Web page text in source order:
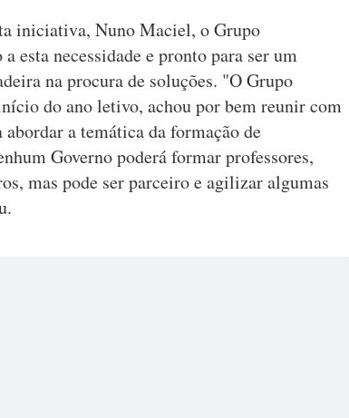
iniciativa, Nuno Maciel, o Grupo
esta necessidade e pronto para ser um
na procura de soluções. "O Grupo
do ano letivo, achou por bem reunir com
a temática da formação de
Governo poderá formar professores,
mas pode ser parceiro e agilizar algumas